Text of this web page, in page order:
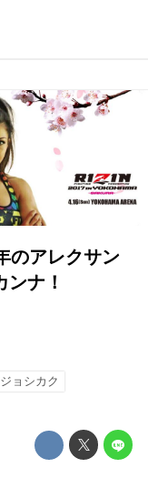
のアレクサン
ンナ！
ジョシカク